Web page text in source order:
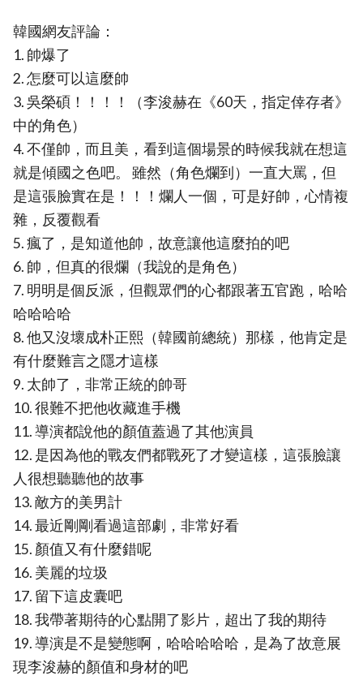
韓國網友評論：
1. 帥爆了
2. 怎麼可以這麼帥
3. 吳榮碩！！！！（李浚赫在《60天，指定倖存者》
中的角色）
4. 不僅帥，而且美，看到這個場景的時候我就在想這
就是傾國之色吧。 雖然（角色爛到）一直大罵，但
是這張臉實在是！！！爛人一個，可是好帥，心情複
雜，反覆觀看
5. 瘋了，是知道他帥，故意讓他這麼拍的吧
6. 帥，但真的很爛（我說的是角色）
7. 明明是個反派，但觀眾們的心都跟著五官跑，哈哈
哈哈哈哈
8. 他又沒壞成朴正熙（韓國前總統）那樣，他肯定是
有什麼難言之隱才這樣
9. 太帥了，非常正統的帥哥
10. 很難不把他收藏進手機
11. 導演都說他的顏值蓋過了其他演員
12. 是因為他的戰友們都戰死了才變這樣，這張臉讓
人很想聽聽他的故事
13. 敵方的美男計
14. 最近剛剛看過這部劇，非常好看
15. 顏值又有什麼錯呢
16. 美麗的垃圾
17. 留下這皮囊吧
18. 我帶著期待的心點開了影片，超出了我的期待
19. 導演是不是變態啊，哈哈哈哈哈，是為了故意展
現李浚赫的顏值和身材的吧